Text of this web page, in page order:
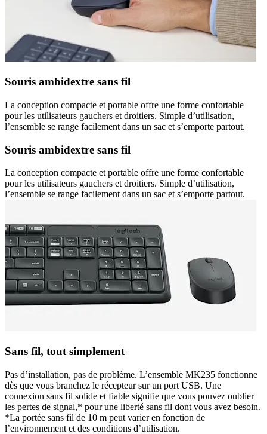
Souris ambidextre sans fil
La conception compacte et portable offre une forme confortable
pour les utilisateurs gauchers et droitiers. Simple d’utilisation,
l’ensemble se range facilement dans un sac et s’emporte partout.
Souris ambidextre sans fil
La conception compacte et portable offre une forme confortable
pour les utilisateurs gauchers et droitiers. Simple d’utilisation,
l’ensemble se range facilement dans un sac et s’emporte partout.
Sans fil, tout simplement
Pas d’installation, pas de problème. L’ensemble MK235 fonctionne
dès que vous branchez le récepteur sur un port USB. Une
connexion sans fil solide et fiable signifie que vous pouvez oublier
les pertes de signal,* pour une liberté sans fil dont vous avez besoin.
*La portée sans fil de 10 m peut varier en fonction de
l’environnement et des conditions d’utilisation.